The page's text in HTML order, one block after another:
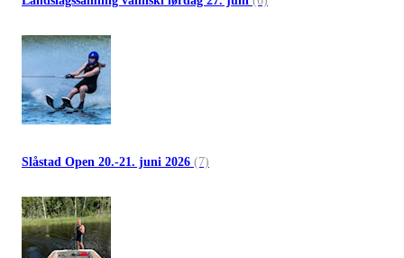
Slåstad Open 20.-21. juni 2026 (7)